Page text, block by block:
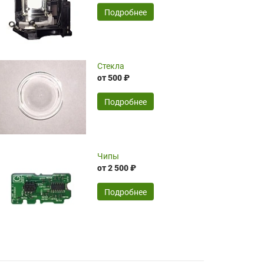
временные затраты по достаточно
оптимизированной стоимости, чему
чрезмерно благодарны!)))
SERGEY FOURSOV,24.04.2026
широкий ассортимент ламп, как оригиналов,
так и аналогов.Быстрое оформление и
передача в доставку, приемлемые цены. Мне
понравилось.
Читать полностью
16.04.2026
Подробнее
Стекла
от 500 ₽
Подробнее
Чипы
от 2 500 ₽
Подробнее